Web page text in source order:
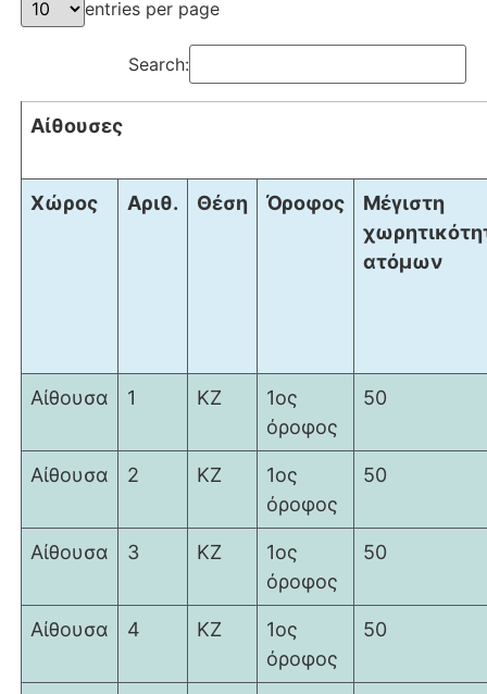
entries per page
Search:
Αίθουσες
Χώρος Αριθ. Θέση Όροφος
Μέγιστη
ατόμων
Αίθουσα 1 ΚΖ
1ος
όροφος
50
Αίθουσα 2 ΚΖ
1ος
όροφος
50
Αίθουσα 3 ΚΖ
1ος
όροφος
50
Αίθουσα 4 ΚΖ
1ος
όροφος
50